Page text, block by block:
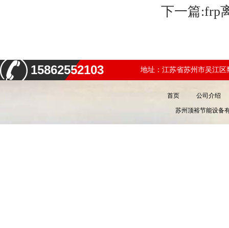
下一篇:frp
15862552103 地址：江苏省苏州市吴江区
首页 公司介绍
苏州顶裕节能设备